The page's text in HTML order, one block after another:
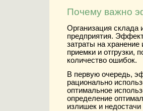
Почему важно
Организация склада
предприятия.
затраты на хранение
приемки и отгрузки,
количество ошибок.
В первую очередь,
рационально
оптимальное
определение
излишек и